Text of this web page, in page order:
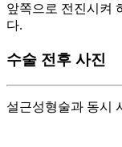
앞쪽으로 전진시켜
다.
수술 전후 사진
설근성형술과 동시